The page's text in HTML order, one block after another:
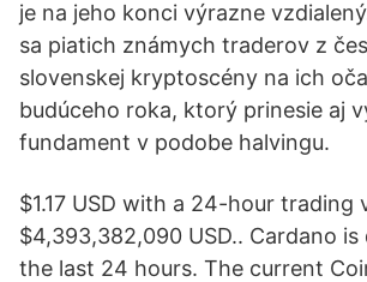
je na jeho konci výrazne
sa piatich známych traderov z
slovenskej kryptoscény na ich
budúceho roka, ktorý prinesie aj
fundament v podobe halvingu.
$1.17 USD with a 24-hour trading
$4,393,382,090 USD.. Cardano is
the last 24 hours. The current